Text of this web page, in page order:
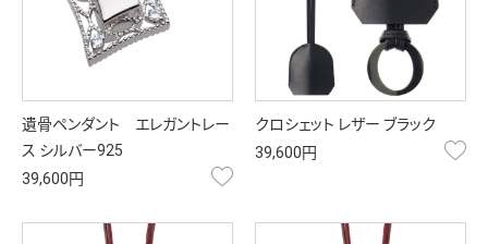
遺骨ペンダント エレガントレー
ス シルバー925
39,600円
クロシェット レザー ブラック
39,600円